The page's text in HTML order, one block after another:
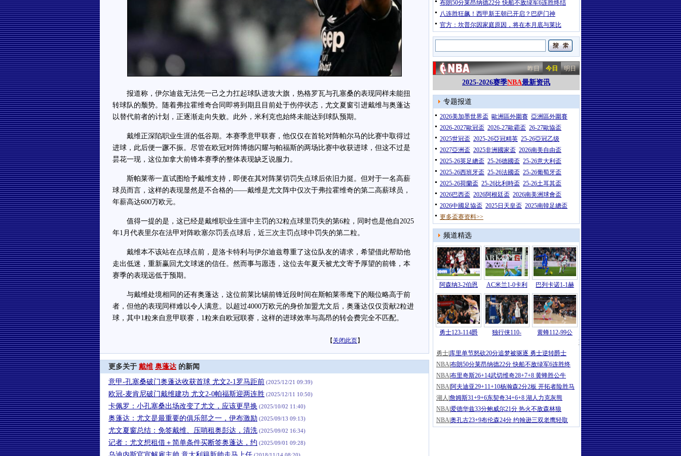
报道称，伊尔迪兹无法凭一己之力扛起球队进攻大旗，热格罗瓦与孔塞桑的表现同样未能扭
转球队的颓势。随着弗拉霍维奇合同即将到期且目前处于伤停状态，尤文夏窗引进戴维与奥蓬达
以替代前者的计划，正逐渐走向失败。此外，米利克也始终未能达到球队预期。
戴维正深陷职业生涯的低谷期。本赛季意甲联赛，他仅仅在首轮对阵帕尔马的比赛中取得过
进球，此后便一蹶不振。尽管在欧冠对阵博德闪耀与帕福斯的两场比赛中收获进球，但这不过是
昙花一现，这位加拿大前锋本赛季的整体表现缺乏说服力。
斯帕莱蒂一直试图给予戴维支持，即便在其对阵莱切罚失点球后依旧力挺。但对于一名高薪
球员而言，这样的表现显然是不合格的——戴维是尤文阵中仅次于弗拉霍维奇的第二高薪球员，
年薪高达600万欧元。
值得一提的是，这已经是戴维职业生涯中主罚的32粒点球里罚失的第6粒，同时也是他自2025
年1月代表里尔在法甲对阵欧塞尔罚丢点球后，近三次主罚点球中罚失的第二粒。
戴维本不该站在点球点前，是洛卡特利与伊尔迪兹尊重了这位队友的请求，希望借此帮助他
走出低迷，重新赢回尤文球迷的信任。然而事与愿违，这位去年夏天被尤文寄予厚望的前锋，本
赛季的表现远低于预期。
与戴维处境相同的还有奥蓬达，这位前莱比锡前锋近段时间在斯帕莱蒂麾下的顺位略高于前
者，但他的表现同样难以令人满意。以超过4000万欧元的身价加盟尤文后，奥蓬达仅仅贡献2粒进
球，其中1粒来自意甲联赛，1粒来自欧冠联赛，这样的进球效率与高昂的转会费完全不匹配。
【 关闭此页】
更多关于 戴维 奥蓬达 的新闻
意甲-孔塞桑破门奥蓬达收获首球 尤文2-1罗马距前 (2025/12/21 09:39)
欧冠-麦肯尼破门戴维建功 尤文2-0帕福斯迎两连胜 (2025/12/11 10:50)
卡佩罗：小孔塞桑出场改变了尤文，应该更早换 (2025/10/02 11:40)
奥蓬达：尤文是最重要的俱乐部之一，伊布激励 (2025/09/13 09:13)
尤文夏窗总结：免签戴维、压哨租奥彭达，清洗 (2025/09/02 16:34)
记者：尤文想租借＋简单条件买断签奥蓬达，约 (2025/09/01 09:28)
布朗50分莱昂纳德22分 快船不敌绿军6连胜终结
八连胜狂飙！西甲新王朝已开启？巴萨门神
官方：坎普尔因家庭原因，将在本月底与莱比
昨日 今日 明日
2025-2026赛季NBA最新资讯
专题报道
2026美加墨世界盃 歐洲區外圍賽 亞洲區外圍賽
2026-2027歐冠盃 2026-27歐霸盃 26-27歐協盃
2025世冠盃 2025-26亞冠精英 25-26亞冠乙级
2027亞洲盃 2025非洲國家盃 2026南美自由盃
2025-26英足總盃 25-26德國盃 25-26意大利盃
2025-26西班牙盃 25-26法國盃 25-26葡萄牙盃
2025-26荷蘭盃 25-26比利時盃 25-26土耳其盃
2026巴西盃 2026阿根廷盃 2026南美洲球會盃
2026中國足協盃 2025日天皇盃 2025南韓足總盃
更多盃赛资料>>
频道精选
阿森纳3-2伯恩 AC米兰1-0卡利 巴列卡诺1-1赫
勇士123-114爵 独行侠110-
黄蜂112-99公
英超|英超-赖斯双响加布里埃尔送礼+
勇士 库里单节怒砍20分追梦被驱逐 勇士逆转爵士
NBA布朗50分莱昂纳德22分 快船不敌绿军6连胜终
NBA布里奇斯26+14武切维奇28+7+8 黄蜂胜公牛
NBA 阿夫迪亚29+11+10杨瀚森2分2板 开拓者险胜马
湖人 詹姆斯31+9+6东契奇34+6+8 湖人力克灰熊
NBA爱德华兹33分鲍威尔21分 热火不敌森林狼
NBA奥孔古23+9布伦森24分 约翰逊三双老鹰轻取